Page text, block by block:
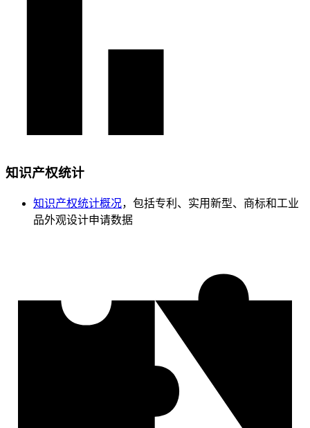
知识产权统计
知识产权统计概况，包括专利、实用新型、商标和工业
品外观设计申请数据